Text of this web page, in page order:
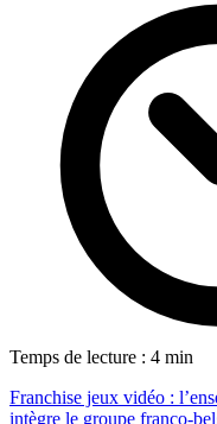
Temps de lecture : 4 min
Franchise jeux vidéo :
intègre le groupe franco-